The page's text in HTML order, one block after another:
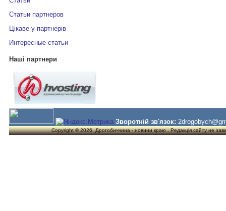
Статьи партнеров
Цікаве у партнерів
Интересные статьи
Наші партнери
Зворотній зв'язок:
Copyright © 2026. Дрогобиччина - новини краю . Редакція сайту не